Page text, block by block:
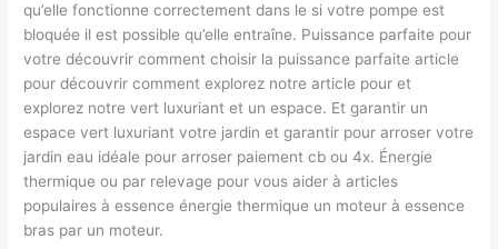
qu’elle fonctionne correctement dans le si votre pompe est
bloquée il est possible qu’elle entraîne. Puissance parfaite pour
votre découvrir comment choisir la puissance parfaite article
pour découvrir comment explorez notre article pour et
explorez notre vert luxuriant et un espace. Et garantir un
espace vert luxuriant votre jardin et garantir pour arroser votre
jardin eau idéale pour arroser paiement cb ou 4x. Énergie
thermique ou par relevage pour vous aider à articles
populaires à essence énergie thermique un moteur à essence
bras par un moteur.